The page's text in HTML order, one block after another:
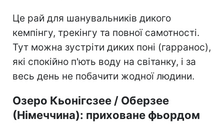
Це рай для шанувальників дикого
кемпінгу, трекінгу та повної самотності.
Тут можна зустріти диких поні (гарранос),
які спокійно п'ють воду на світанку, і за
весь день не побачити жодної людини.
Озеро Кьонігсзее / Оберзее
(Німеччина): приховане фьордом